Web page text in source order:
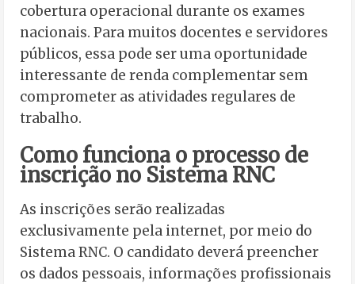
cobertura operacional durante os exames
nacionais. Para muitos docentes e servidores
públicos, essa pode ser uma oportunidade
interessante de renda complementar sem
comprometer as atividades regulares de
trabalho.
Como funciona o processo de
inscrição no Sistema RNC
As inscrições serão realizadas
exclusivamente pela internet, por meio do
Sistema RNC. O candidato deverá preencher
os dados pessoais, informações profissionais